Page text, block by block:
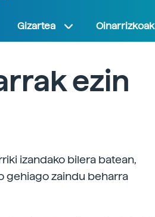
Gizartea Oinarrizkoak
ezin
izandako bilera batean,
gehiago zaindu beharra